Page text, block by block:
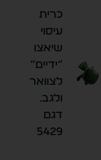
כרית
עיסוי
שיאצו
“ידיים”
לצוואר
ולגב.
דגם
5429